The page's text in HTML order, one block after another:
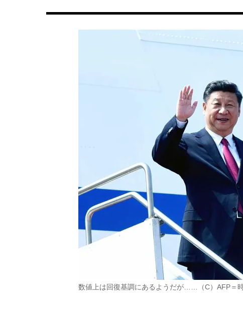
数値上は回復基調にあるようだが……（C）AFP＝